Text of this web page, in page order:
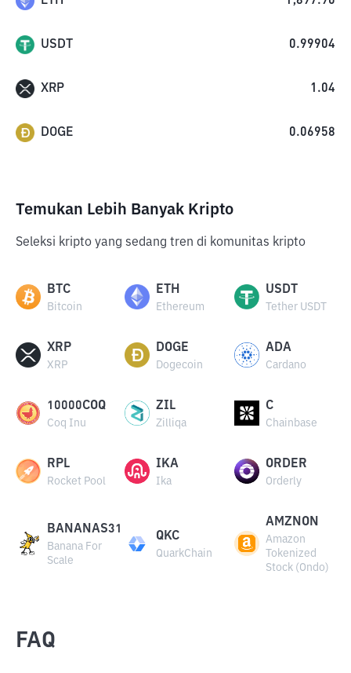
USDT 0.99904
XRP 1.04
DOGE 0.06958
Temukan Lebih Banyak Kripto
Seleksi kripto yang sedang tren di komunitas kripto
BTC
Bitcoin
ETH
Ethereum
USDT
Tether USDT
XRP
XRP
DOGE
Dogecoin
ADA
Cardano
10000COQ
Coq Inu
ZIL
Zilliqa
C
Chainbase
RPL
Rocket Pool
IKA
Ika
ORDER
Orderly
BANANAS31
Banana For
Scale
QKC
QuarkChain
AMZNON
Amazon
Tokenized
Stock (Ondo)
FAQ